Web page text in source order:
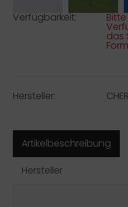
Verfügbarkeit:
das
Hersteller:
Artikelbeschreibung
Hersteller